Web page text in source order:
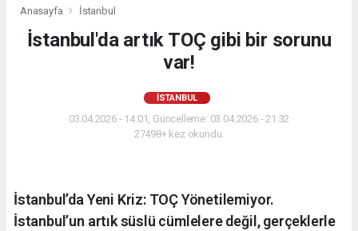
Anasayfa İstanbul
İstanbul'da artık TOÇ gibi bir sorunu
var!
İSTANBUL
03.04.2026 - 14:01, Güncelleme: 03.04.2026 - 21:32
27498+ kez okundu.
İstanbul’da Yeni Kriz: TOÇ Yönetilemiyor.
İstanbul’un artık süslü cümlelere değil, gerçeklerle